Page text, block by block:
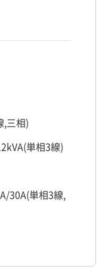
,三相)
単相3線)
30A(単相3線,